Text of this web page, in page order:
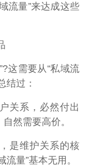
流量”来达成这些
这需要从“私域流
结过：
关系，必然付出
然需要高价。
是维护关系的核
量”基本无用。